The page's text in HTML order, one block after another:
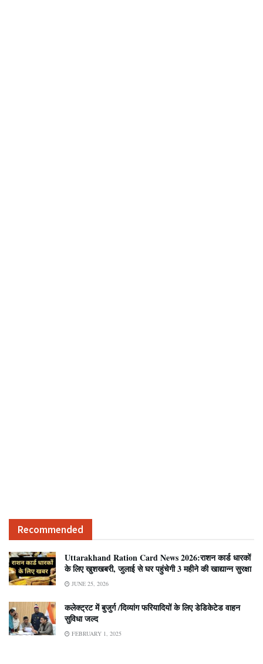
Recommended
Uttarakhand Ration Card News 2026:राशन कार्ड धारकों
के लिए खुशखबरी, जुलाई से घर पहुंचेगी 3 महीने की खाद्यान्न सुरक्षा
JUNE 25, 2026
कलेक्ट्रट में बुजुर्ग /दिव्यांग फरियादियों के लिए डेडिकेटेड वाहन
सुविधा जल्द
FEBRUARY 1, 2025